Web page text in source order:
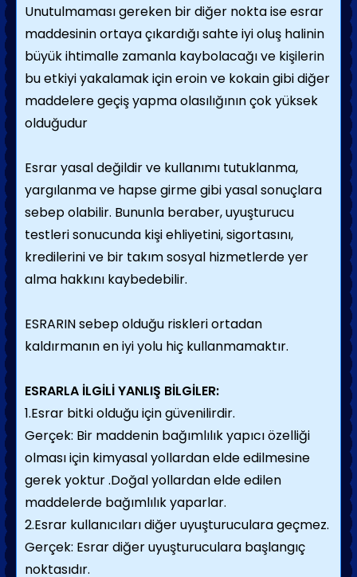
Unutulmaması gereken bir diğer nokta ise esrar
maddesinin ortaya çıkardığı sahte iyi oluş halinin
büyük ihtimalle zamanla kaybolacağı ve kişilerin
bu etkiyi yakalamak için eroin ve kokain gibi diğer
maddelere geçiş yapma olasılığının çok yüksek
olduğudur
Esrar yasal değildir ve kullanımı tutuklanma,
yargılanma ve hapse girme gibi yasal sonuçlara
sebep olabilir. Bununla beraber, uyuşturucu
testleri sonucunda kişi ehliyetini, sigortasını,
kredilerini ve bir takım sosyal hizmetlerde yer
alma hakkını kaybedebilir.
ESRARIN sebep olduğu riskleri ortadan
kaldırmanın en iyi yolu hiç kullanmamaktır.
ESRARLA İLGİLİ YANLIŞ BİLGİLER:
1.Esrar bitki olduğu için güvenilirdir.
Gerçek: Bir maddenin bağımlılık yapıcı özelliği
olması için kimyasal yollardan elde edilmesine
gerek yoktur .Doğal yollardan elde edilen
maddelerde bağımlılık yaparlar.
2.Esrar kullanıcıları diğer uyuşturuculara geçmez.
Gerçek: Esrar diğer uyuşturuculara başlangıç
noktasıdır.